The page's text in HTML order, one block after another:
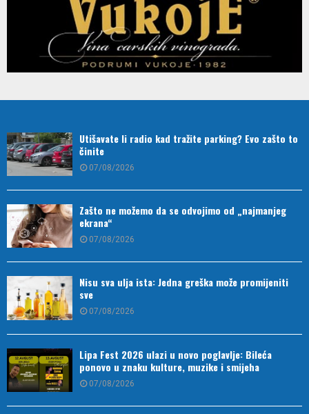
Utišavate li radio kad tražite parking? Evo zašto to
činite
07/08/2026
Zašto ne možemo da se odvojimo od „najmanjeg
ekrana“
07/08/2026
Nisu sva ulja ista: Jedna greška može promijeniti
sve
07/08/2026
Lipa Fest 2026 ulazi u novo poglavlje: Bileća
ponovo u znaku kulture, muzike i smijeha
07/08/2026